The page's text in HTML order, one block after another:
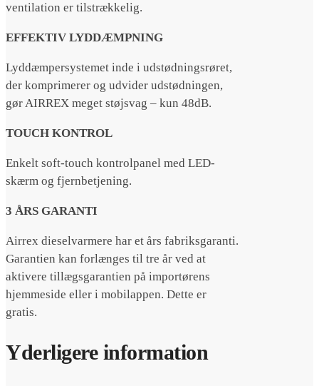
ventilation er tilstrækkelig.
EFFEKTIV LYDDÆMPNING
Lyddæmpersystemet inde i udstødningsrøret,
der komprimerer og udvider udstødningen,
gør AIRREX meget støjsvag – kun 48dB.
TOUCH KONTROL
Enkelt soft-touch kontrolpanel med LED-
skærm og fjernbetjening.
3 ÅRS GARANTI
Airrex dieselvarmere har et års fabriksgaranti.
Garantien kan forlænges til tre år ved at
aktivere tillægsgarantien på importørens
hjemmeside eller i mobilappen. Dette er
gratis.
Yderligere information